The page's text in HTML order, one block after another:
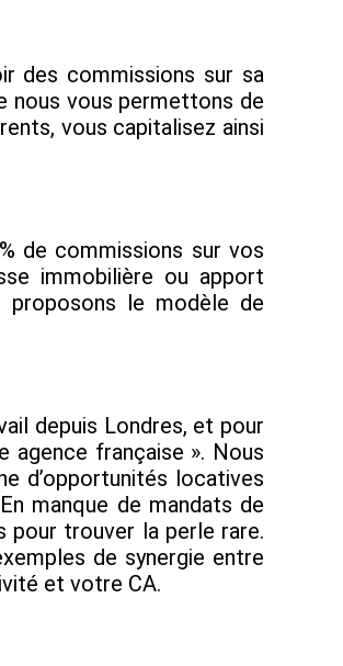
des commissions sur sa
nous vous permettons de
vous capitalisez ainsi
de commissions sur vos
immobilière ou apport
proposons le modèle de
depuis Londres, et pour
agence française ». Nous
d’opportunités locatives
manque de mandats de
pour trouver la perle rare.
de synergie entre
et votre CA.